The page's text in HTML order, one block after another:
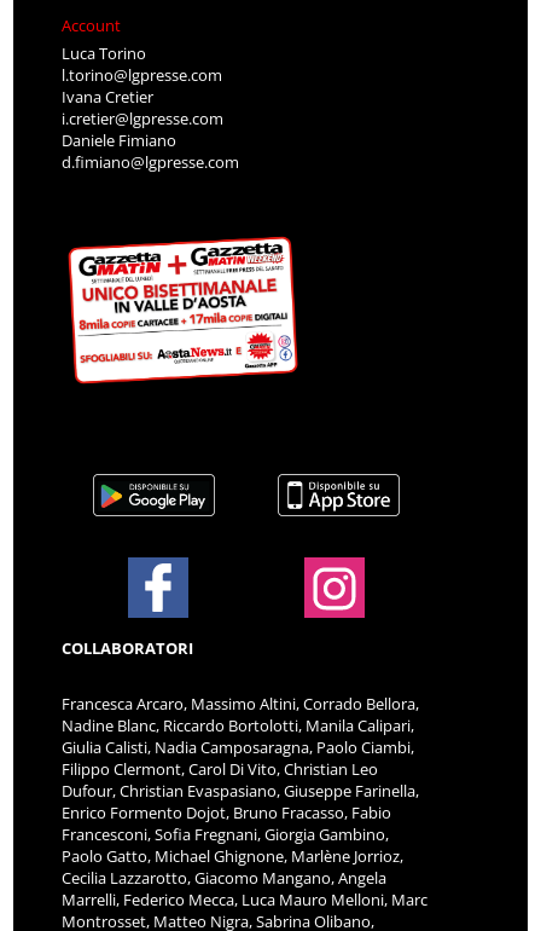
Account
Luca Torino
l.torino@lgpresse.com
Ivana Cretier
i.cretier@lgpresse.com
Daniele Fimiano
d.fimiano@lgpresse.com
COLLABORATORI
Francesca Arcaro, Massimo Altini, Corrado Bellora,
Nadine Blanc, Riccardo Bortolotti, Manila Calipari,
Giulia Calisti, Nadia Camposaragna, Paolo Ciambi,
Filippo Clermont, Carol Di Vito, Christian Leo
Dufour, Christian Evaspasiano, Giuseppe Farinella,
Enrico Formento Dojot, Bruno Fracasso, Fabio
Francesconi, Sofia Fregnani, Giorgia Gambino,
Paolo Gatto, Michael Ghignone, Marlène Jorrioz,
Cecilia Lazzarotto, Giacomo Mangano, Angela
Marrelli, Federico Mecca, Luca Mauro Melloni, Marc
Montrosset, Matteo Nigra, Sabrina Olibano,